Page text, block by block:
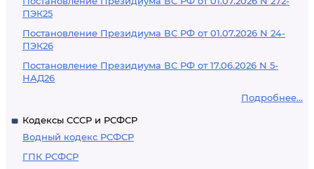
ПЭК25
Постановление Президиума ВС РФ от 01.07.2026 N 24-
ПЭК26
Постановление Президиума ВС РФ от 17.06.2026 N 5-
НАД26
Подробнее...
Кодексы СССР и РСФСР
Водный кодекс РСФСР
ГПК РСФСР